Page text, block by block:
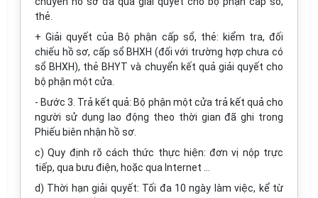
thẻ.
+ Giải quyết của Bộ phận cấp sổ, thẻ: kiểm tra, đối
chiếu hồ sơ, cấp sổ BHXH (đối với trường hợp chưa có
sổ BHXH), thẻ BHYT và chuyển kết quả giải quyết cho
bộ phận một cửa.
- Bước 3. Trả kết quả: Bộ phận một cửa trả kết quả cho
người sử dụng lao động theo thời gian đã ghi trong
Phiếu biên nhận hồ sơ.
c) Quy định rõ cách thức thực hiện: đơn vị nộp trực
tiếp, qua bưu điện, hoặc qua Internet …
d) Thời hạn giải quyết: Tối đa 10 ngày làm việc, kể từ